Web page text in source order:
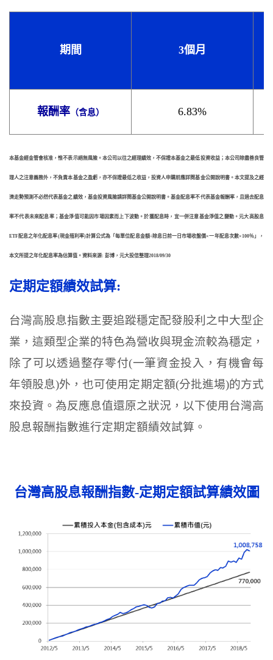
期間 3個月
報酬率（含息） 6.83%
本基金經金管會核准，惟不表示絕無風險。本公司以往之經理績效，不保證本基金之最低投資收益；本公司除盡善良管
理人之注意義務外，不負責本基金之盈虧，亦不保證最低之收益，投資人申購前應詳閱基金公開說明書。本文提及之經
濟走勢預測不必然代表基金之績效，基金投資風險請詳閱基金公開說明書。基金配息率不代表基金報酬率，且過去配息
率不代表未來配息率；基金淨值可能因市場因素而上下波動。於獲配息時，宜一併注意基金淨值之變動。元大高股息
ETF配息之年化配息率(現金殖利率)計算公式為「每單位配息金額÷除息日前一日市場收盤價×一年配息次數×100％」，
本文所提之年化配息率為估算值。資料來源: 彭博，元大投信整理2018/09/30
定期定額績效試算:
台灣高股息指數主要追蹤穩定配發股利之中大型企
業，這類型企業的特色為營收與現金流較為穩定，
除了可以透過整存零付(一筆資金投入，有機會每
年領股息)外，也可使用定期定額(分批進場)的方式
來投資。為反應息值還原之狀況，以下使用台灣高
股息報酬指數進行定期定額績效試算。
台灣高股息報酬指數-定期定額試算績效圖